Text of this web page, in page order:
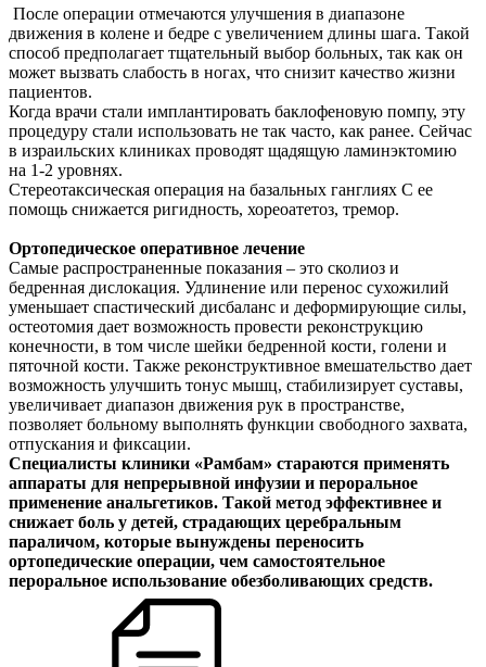
После операции отмечаются улучшения в диапазоне
движения в колене и бедре с увеличением длины шага. Такой
способ предполагает тщательный выбор больных, так как он
может вызвать слабость в ногах, что снизит качество жизни
пациентов.
Когда врачи стали имплантировать баклофеновую помпу, эту
процедуру стали использовать не так часто, как ранее. Сейчас
в израильских клиниках проводят щадящую ламинэктомию
на 1-2 уровнях.
Стереотаксическая операция на базальных ганглиях С ее
помощь снижается ригидность, хореоатетоз, тремор.
Ортопедическое оперативное лечение
Самые распространенные показания – это сколиоз и
бедренная дислокация. Удлинение или перенос сухожилий
уменьшает спастический дисбаланс и деформирующие силы,
остеотомия дает возможность провести реконструкцию
конечности, в том числе шейки бедренной кости, голени и
пяточной кости. Также реконструктивное вмешательство дает
возможность улучшить тонус мышц, стабилизирует суставы,
увеличивает диапазон движения рук в пространстве,
позволяет больному выполнять функции свободного захвата,
отпускания и фиксации.
Специалисты клиники «Рамбам» стараются применять
аппараты для непрерывной инфузии и пероральное
применение анальгетиков. Такой метод эффективнее и
снижает боль у детей, страдающих церебральным
параличом, которые вынуждены переносить
ортопедические операции, чем самостоятельное
пероральное использование обезболивающих средств.